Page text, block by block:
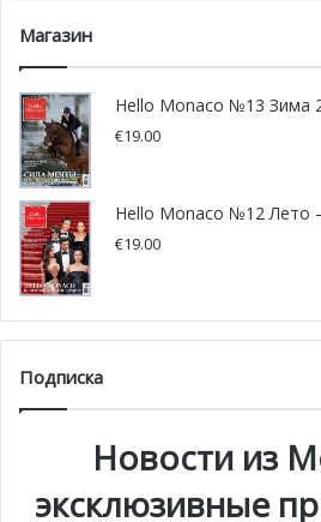
Магазин
Hello Monaco №13 Зима
€19.00
Hello Monaco №12 Лето
€19.00
Подписка
Новости из
эксклюзивные